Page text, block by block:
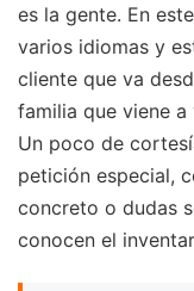
es la gente. En
varios idiomas y
cliente que va
familia que viene a
Un poco de
petición especial,
concreto o dudas
conocen el